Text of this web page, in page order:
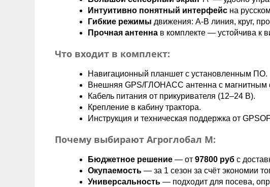
Интуитивно понятный интерфейс на
Гибкие режимы движения: A-B линия, круг,
Прочная антенна в комплекте — устойчива к
Что входит в комплект:
Навигационный планшет с установленным ПО.
Внешняя GPS/ГЛОНАСС антенна с магнитным
Кабель питания от прикуривателя (12–24 В).
Крепление в кабину трактора.
Инструкция и техническая поддержка от
Почему выбирают Агроглобал М:
Бюджетное решение — от 97800 руб с
Окупаемость — за 1 сезон за счёт экономии
Универсальность — подходит для посева,